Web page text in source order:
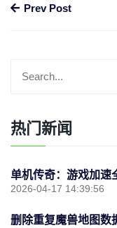
Prev Post
热门新闻
单机传奇：游戏加速
2026-04-17 14:39:56
删除重复魔兽地图数